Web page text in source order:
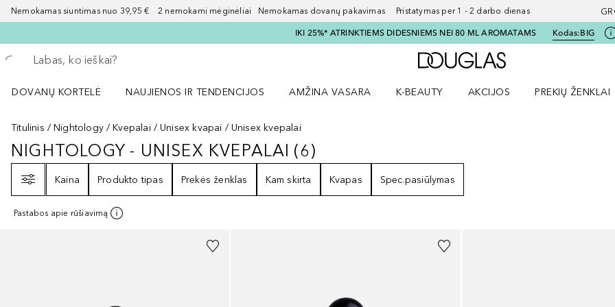
Nemokamas siuntimas nuo 39,95 € 2 nemokami mėginėliai Nemokamas dovanų pakavimas Pristatymas per 1 - 2 darbo dienas
IKI 25%* ATRINKTIEMS DIDESNIEMS NEI 80 ML AROMATAMS Kodas:BIG
Grįžk atgal
Vykdykite paiešką
Į Douglas pagrindinį
DOVANŲ KORTELĖ
NAUJIENOS IR TENDENCIJOS
AMŽINA VASARA
K-BEAUTY
AKCIJOS
PREKIŲ ŽENKLAI
Titulinis
Nightology Kvepalai Unisex kvapai Unisex kvepalai
NIGHTOLOGY - UNISEX KVEPALAI6REZULTATAI
NIGHTOLOGY - UNISEX KVEPALAI (6)
Kaina
Produkto tipas Prekės ženklas Kam skirta Kvapas Spec.pasiūlymas
Pastabos apie rūšiavimą